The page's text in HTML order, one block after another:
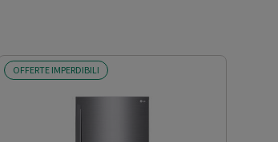
OFFERTE IMPERDIBILI